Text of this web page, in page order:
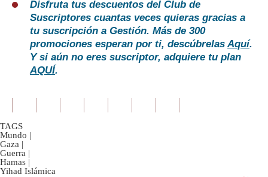
Disfruta tus descuentos del Club de
Suscriptores cuantas veces quieras gracias a
tu suscripción a Gestión. Más de 300
promociones esperan por ti, descúbrelasAquí.
Y si aún no eres suscriptor, adquiere tu plan
AQUÍ.
TAGS
Mundo |
Gaza |
Guerra |
Hamas |
Yihad Islámica